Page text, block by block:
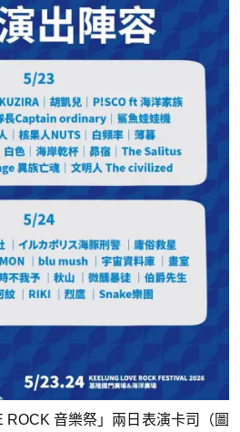
音樂祭」兩日表演卡司（圖